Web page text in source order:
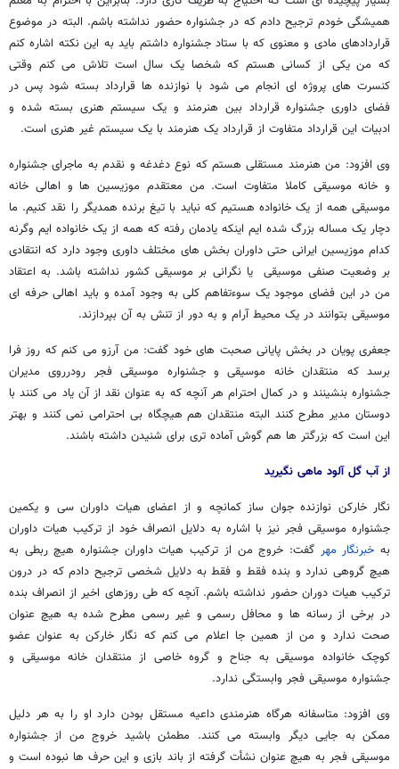
همیشگی خودم ترجیح دادم که در جشنواره حضور نداشته باشم. البته در موضوع
قراردادهای مادی و معنوی که با ستاد جشنواره داشتم باید به این نکته اشاره کنم
که من یکی از کسانی هستم که شخصا یک سال است تلاش می کنم وقتی
کنسرت های پروژه ای انجام می شود با نوازنده ها قرارداد بسته شود پس در
فضای داوری جشنواره قرارداد بین هنرمند و یک سیستم هنری بسته شده و
ادبیات این قرارداد متفاوت از قرارداد یک هنرمند با یک سیستم غیر هنری است.
وی افزود: من هنرمند مستقلی هستم که نوع دغدغه و نقدم به ماجرای جشنواره
و خانه موسیقی کاملا متفاوت است. من معتقدم موزیسین ها و اهالی خانه
موسیقی همه از یک خانواده هستیم که نباید با تیغ برنده همدیگر را نقد کنیم. ما
دچار یک مساله بزرگ شده ایم اینکه یادمان رفته که همه از یک خانواده ایم وگرنه
کدام موزیسین ایرانی حتی داوران بخش های مختلف داوری وجود دارد که انتقادی
بر وضعیت صنفی موسیقی یا نگرانی بر موسیقی کشور نداشته باشد. به اعتقاد
من در این فضای موجود یک سوءتفاهم کلی به وجود آمده و باید اهالی حرفه ای
موسیقی بتوانند در یک محیط آرام و به دور از تنش به آن بپردازند.
جعفری پویان در بخش پایانی صحبت های خود گفت: من آرزو می کنم که روز فرا
برسد که منتقدان خانه موسیقی و جشنواره موسیقی فجر رودرروی مدیران
جشنواره بنشینند و در کمال احترام هر آنچه که به عنوان نقد از آن یاد می کنند با
دوستان مدیر مطرح کنند البته منتقدان هم هیچگاه بی احترامی نمی کنند و بهتر
این است که بزرگتر ها هم گوش آماده تری برای شنیدن داشته باشند.
از آب گل آلود ماهی نگیرید
نگار خارکن نوازنده جوان ساز کمانچه و از اعضای هیات داوران سی و یکمین
جشنواره موسیقی فجر نیز با اشاره به دلایل انصراف خود از ترکیب هیات داوران
به خبرنگار مهر گفت: خروج من از ترکیب هیات داوران جشنواره هیچ ربطی به
هیچ گروهی ندارد و بنده فقط و فقط به دلایل شخصی ترجیح دادم که در درون
ترکیب هیات دوران حضور نداشته باشم. آنچه که طی روزهای اخیر از انصراف بنده
در برخی از رسانه ها و محافل رسمی و غیر رسمی مطرح شده به هیچ عنوان
صحت ندارد و من از همین جا اعلام می کنم که نگار خارکن به عنوان عضو
کوچک خانواده موسیقی به جناح و گروه خاصی از منتقدان خانه موسیقی و
جشنواره موسیقی فجر وابستگی ندارد.
وی افزود: متاسفانه هرگاه هنرمندی داعیه مستقل بودن دارد او را به هر دلیل
ممکن به جایی دیگر وابسته می کنند. مطمئن باشید خروج من از جشنواره
موسیقی فجر به هیچ عنوان نشأت گرفته از باند بازی و این حرف ها نبوده است و